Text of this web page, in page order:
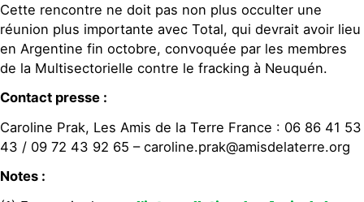
Cette rencontre ne doit pas non plus occulter une
réunion plus importante avec Total, qui devrait avoir lieu
en Argentine fin octobre, convoquée par les membres
de la Multisectorielle contre le fracking à Neuquén.
Contact presse :
Caroline Prak, Les Amis de la Terre France : 06 86 41 53
43 / 09 72 43 92 65 – caroline.prak@amisdelaterre.org
Notes :